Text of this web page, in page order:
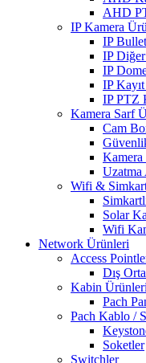
AHD
IP Kamera
IP
IP
IP
IP Kayıt
IP PTZ
Kamera Sarf
Cam
Kamera
Uzatma
Wifi &
Solar
Wifi
Network Ürünleri
Access
Dış
Kabin Ürünleri
Pach
Pach Kablo /
Soketler
Switchler